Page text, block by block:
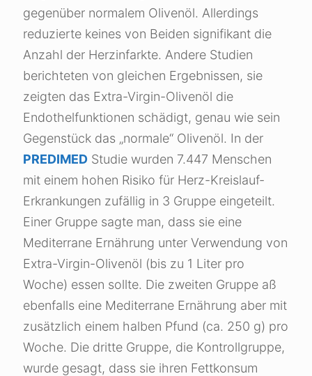
gegenüber normalem Olivenöl. Allerdings
reduzierte keines von Beiden signifikant die
Anzahl der Herzinfarkte. Andere Studien
berichteten von gleichen Ergebnissen, sie
zeigten das Extra-Virgin-Olivenöl die
Endothelfunktionen schädigt, genau wie sein
Gegenstück das „normale“ Olivenöl. In der
PREDIMED Studie wurden 7.447 Menschen
mit einem hohen Risiko für Herz-Kreislauf-
Erkrankungen zufällig in 3 Gruppe eingeteilt.
Einer Gruppe sagte man, dass sie eine
Mediterrane Ernährung unter Verwendung von
Extra-Virgin-Olivenöl (bis zu 1 Liter pro
Woche) essen sollte. Die zweiten Gruppe aß
ebenfalls eine Mediterrane Ernährung aber mit
zusätzlich einem halben Pfund (ca. 250 g) pro
Woche. Die dritte Gruppe, die Kontrollgruppe,
wurde gesagt, dass sie ihren Fettkonsum